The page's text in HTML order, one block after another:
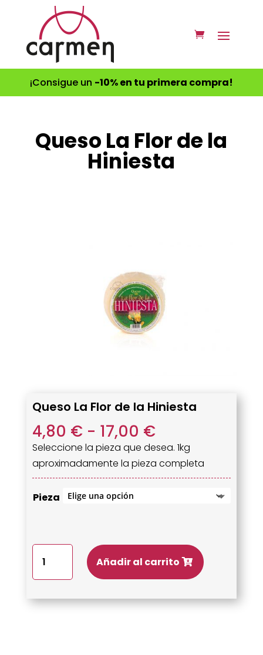
¡Consigue un -10% en tu primera compra!
Queso La Flor de la
Hiniesta
Queso La Flor de la Hiniesta
4,80 € - 17,00 €Rango
de
precios:
desde
Seleccione la pieza que desea. 1kg
aproximadamente la pieza completa
Pieza
Flor
de
Añadir al carrito